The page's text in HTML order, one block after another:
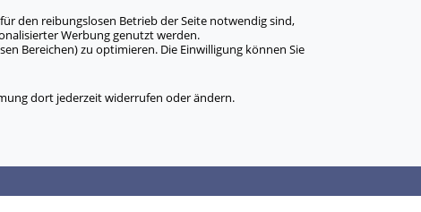
den reibungslosen Betrieb der Seite notwendig sind,
Werbung genutzt werden.
Bereichen) zu optimieren. Die Einwilligung können Sie
dort jederzeit widerrufen oder ändern.